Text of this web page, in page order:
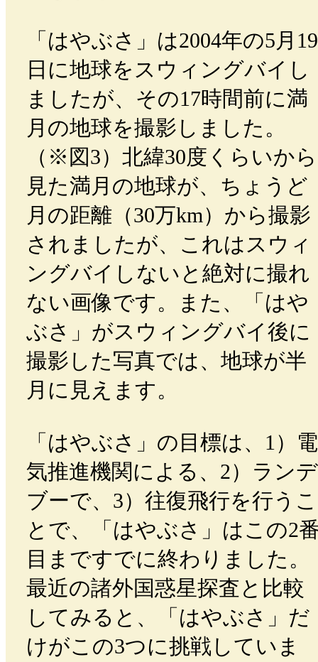
「はやぶさ」は2004年の5月19
日に地球をスウィングバイし
ましたが、その17時間前に満
月の地球を撮影しました。
（※図3）北緯30度くらいから
見た満月の地球が、ちょうど
月の距離（30万km）から撮影
されましたが、これはスウィ
ングバイしないと絶対に撮れ
ない画像です。また、「はや
ぶさ」がスウィングバイ後に
撮影した写真では、地球が半
月に見えます。
「はやぶさ」の目標は、1）電
気推進機関による、2）ランデ
ブーで、3）往復飛行を行うこ
とで、「はやぶさ」はこの2
目まですでに終わりました。
最近の諸外国惑星探査と比較
してみると、「はやぶさ」だ
けがこの3つに挑戦していま